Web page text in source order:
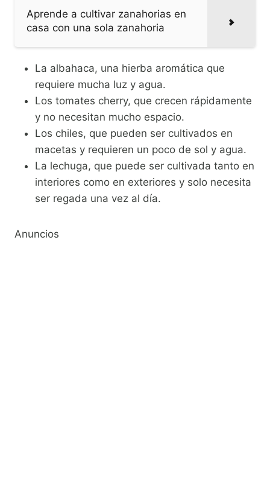
Aprende a cultivar zanahorias en
casa con una sola zanahoria
La albahaca, una hierba aromática que
requiere mucha luz y agua.
Los tomates cherry, que crecen rápidamente
y no necesitan mucho espacio.
Los chiles, que pueden ser cultivados en
macetas y requieren un poco de sol y agua.
La lechuga, que puede ser cultivada tanto en
interiores como en exteriores y solo necesita
ser regada una vez al día.
Anuncios